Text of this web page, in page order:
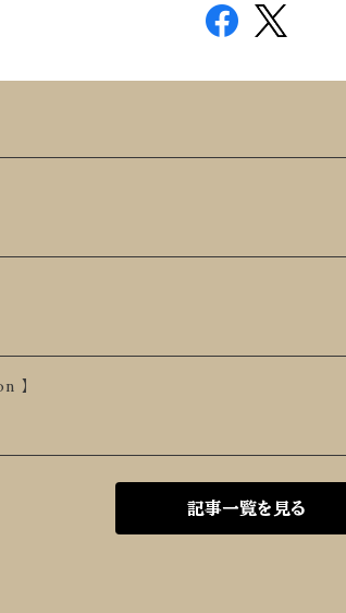
】
記事一覧を見る